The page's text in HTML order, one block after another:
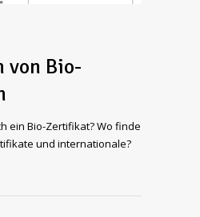
von Bio-
ein Bio-Zertifikat? Wo finde
und internationale?